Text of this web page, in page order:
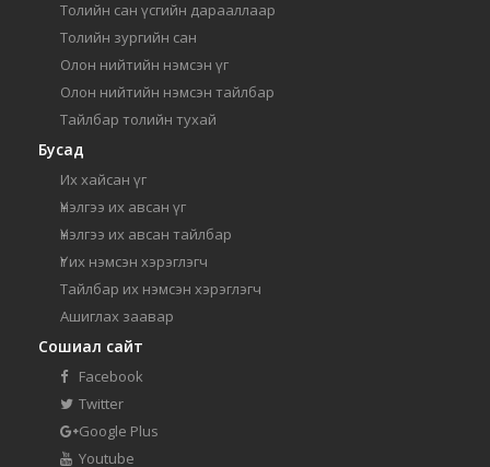
Толийн сан үсгийн дарааллаар
Толийн зургийн сан
Олон нийтийн нэмсэн үг
Олон нийтийн нэмсэн тайлбар
Тайлбар толийн тухай
Бусад
Их хайсан үг
Үнэлгээ их авсан үг
Үнэлгээ их авсан тайлбар
Үг их нэмсэн хэрэглэгч
Тайлбар их нэмсэн хэрэглэгч
Ашиглах заавар
Сошиал сайт
Facebook
Twitter
Google Plus
Youtube